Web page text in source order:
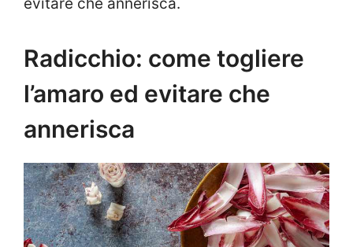
evitare che annerisca.
Radicchio: come togliere
l’amaro ed evitare che
annerisca